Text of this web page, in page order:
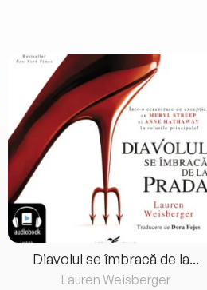
Diavolul se îmbracă de la...
Lauren Weisberger